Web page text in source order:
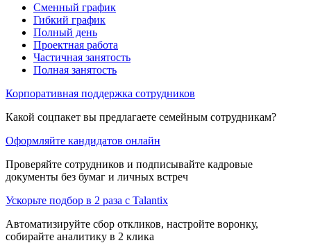
Сменный график
Гибкий график
Полный день
Проектная работа
Частичная занятость
Полная занятость
Корпоративная поддержка сотрудников
Какой соцпакет вы предлагаете семейным сотрудникам?
Оформляйте кандидатов онлайн
Проверяйте сотрудников и подписывайте кадровые
документы без бумаг и личных встреч
Ускорьте подбор в 2 раза с Talantix
Автоматизируйте сбор откликов, настройте воронку,
собирайте аналитику в 2 клика